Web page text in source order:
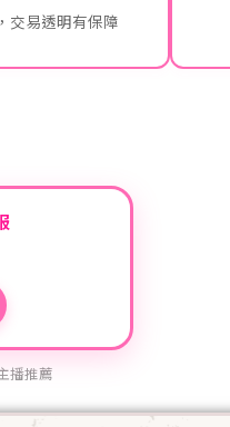
交易透明有保障
播推薦